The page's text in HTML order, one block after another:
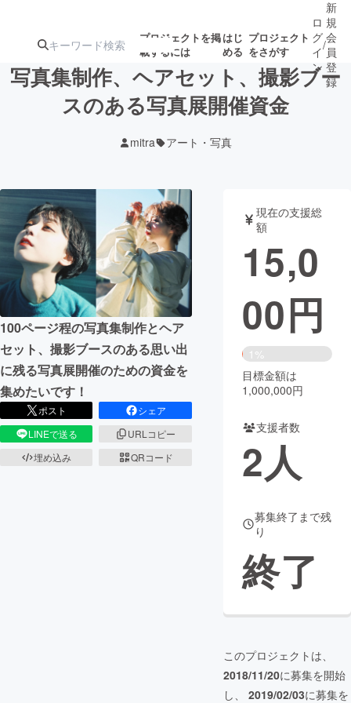
プロジェクトを掲
載するには
はじ
める
プロジェクト
をさがす
ジェクト
募集終了が近いプ
ロジェクト
アート・写真 音楽
テクノロジー・ガジェット ゲーム・
映像・映画 書籍・雑誌
ビジネス・起業 チャレンジ
まちづくり・地域活性化
CAMPFIRE for Social Good
CAMPFIRE Creation
CAMPFIREふるさと納税
コミュニティ
ロ
グ
イ
ン
/
新
規
会
員
登
録
写真集制作、ヘアセット、撮影ブー
スのある写真展開催資金
mitra アート・写真
100ページ程の写真集制作とヘア
セット、撮影ブースのある思い出
に残る写真展開催のための資金を
集めたいです！
ポスト
シェア
LINEで送る
URLコピー
埋め込み
QRコード
現在の支援総
額
15,0
00円
1%
目標金額は
1,000,000円
支援者数
2人
募集終了まで残
り
終了
このプロジェクトは、
2018/11/20に募集を開始
し、 2019/02/03に募集を